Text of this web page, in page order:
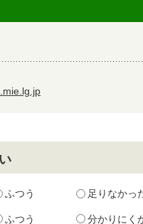
ふつう 足りなかっ
ふつう 分かりにく